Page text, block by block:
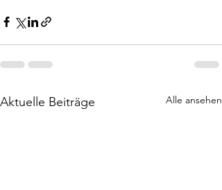
Aktuelle Beiträge Alle ansehen